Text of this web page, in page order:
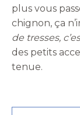
plus vous
chignon, ça
de tresses,
des petits
tenue.